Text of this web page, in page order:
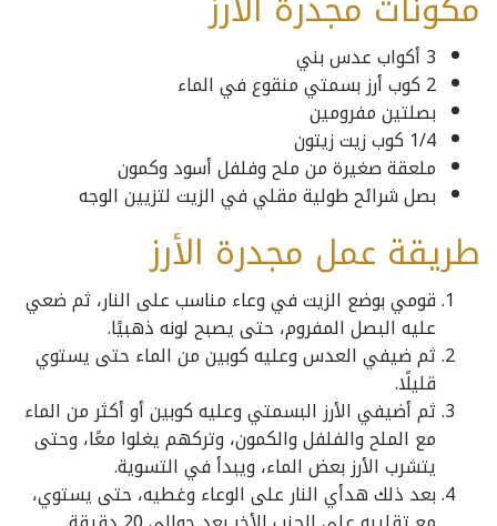
3 أكواب عدس بني
2 كوب أرز بسمتي منقوع في الماء
بصلتين مفرومين
1/4 كوب زيت زيتون
ملعقة صغيرة من ملح وفلفل أسود وكمون
بصل شرائح طولية مقلي في الزيت لتزيين الوجه
طريقة عمل مجدرة الأرز
قومي بوضع الزيت في وعاء مناسب على النار، ثم ضعي
عليه البصل المفروم، حتى يصبح لونه ذهبيًا.
ثم ضيفي العدس وعليه كوبين من الماء حتى يستوي
قليلًا.
ثم أضيفي الأرز البسمتي وعليه كوبين أو أكثر من الماء
مع الملح والفلفل والكمون، وتركهم يغلوا معًا، وحتى
يتشرب الأرز بعض الماء، ويبدأ في التسوية.
بعد ذلك هدأي النار على الوعاء وغطيه، حتى يستوي،